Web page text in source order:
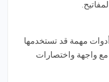
مهمة قد تستخدمها
واجهة واختصارات